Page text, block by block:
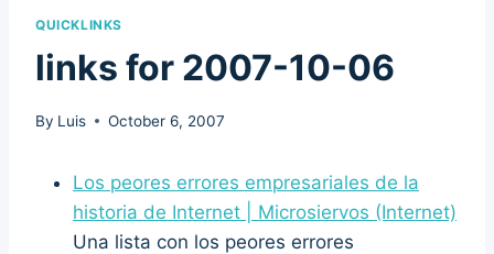
QUICKLINKS
links for 2007-10-06
By Luis October 6, 2007
Los peores errores empresariales de la
historia de Internet | Microsiervos (Internet)
Una lista con los peores errores